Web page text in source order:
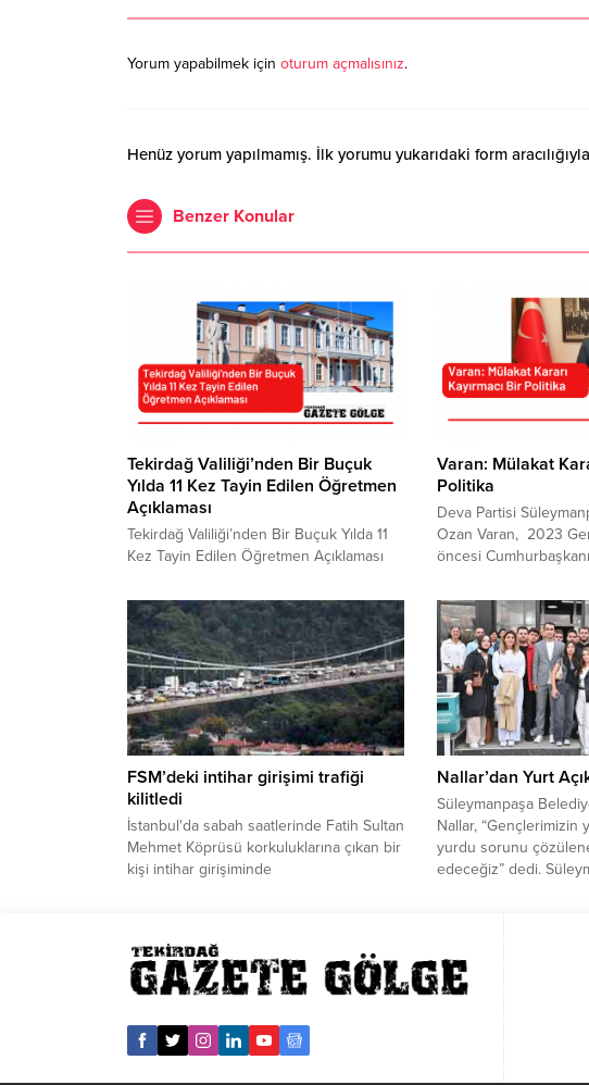
Yorum yapabilmek için oturum açmalısınız.
Henüz yorum yapılmamış. İlk yorumu yukarıdaki form
Benzer Konular
Tekirdağ Valiliği’nden Bir Buçuk
Yılda 11 Kez Tayin Edilen Öğretmen
Açıklaması
Tekirdağ Valiliği’nden Bir Buçuk Yılda 11
Kez Tayin Edilen Öğretmen Açıklaması
adayı olarak listelerde yer almayan Meclis
Başkanı Mustafa Şentop’un, aday
gösterilmemesine ilişkin lokma dağıtan
öğretmen Gazi Aydoğan’ın, bir buçuk yıl
içinde 11 kez farklı şehire sürüldüğüne
yönelik Tekirdağ Valliği açıklama
yaptı.Vallik tarafından yapılan açıklamada...
Varan: Mülakat
Politika
Deva Partisi
Ozan Varan, 2023
öncesi
ilişkin söz vermesine
Öğretmen İstihdamı
mülakatın
eleştiride bulundu.
kul hakkına girmek
Varan, “Bu karardan
dönülmesini ve adil
kayırmacılığa son
FSM’deki intihar girişimi trafiği
kilitledi
İstanbul'da sabah saatlerinde Fatih Sultan
Mehmet Köprüsü korkuluklarına çıkan bir
kişi intihar girişiminde
Koruma Şube Müdürlüğüne bağlı
Müzakere Timi olay yerine sevk edildi.
Sabah saat 07.00'de korkuluklara
çıkan kişi yaklaşık 3 saatlik çalışmanın
ardından saat 10.00 sıralarında ikna...
Nallar’dan Yurt
Süleymanpaşa
Nallar, “Gençlerimizin
yurdu sorunu
edeceğiz” dedi.
Gençlik Merkezi’nde
söyleşiye katılarak
geldi. Süleymanpaşa
Üyesi Mustafa Erdem
moderatörlüğünde
söyleşide, Nallar
planlamalarından
Belediyesi’nin tasarruf...